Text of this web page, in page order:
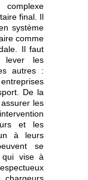
final. Il
système
comme
Il faut
lever les
autres :
De la
les
et les
à leurs
se
qui vise à